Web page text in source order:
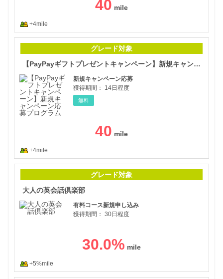
40
+4mile
グレード対象
【PayPayギフトプレゼントキャンペーン】新規キャンペーン応募プログラム
新規キャンペーン応募
獲得期間：
14日程度
無料
40
+4mile
グレード対象
大人の英会話倶楽部
有料コース新規申し込み
獲得期間： 30日程度
30.0%
+5%mile